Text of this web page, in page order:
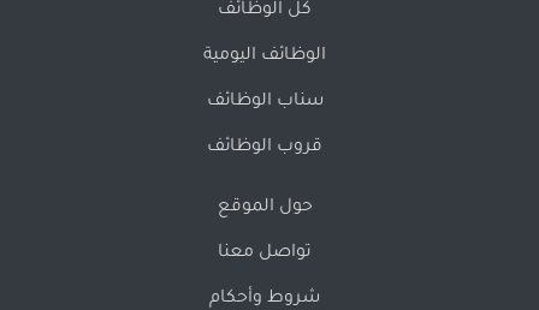
كل الوظائف
الوظائف اليومية
سناب الوظائف
قروب الوظائف
حول الموقع
تواصل معنا
شروط وأحكام